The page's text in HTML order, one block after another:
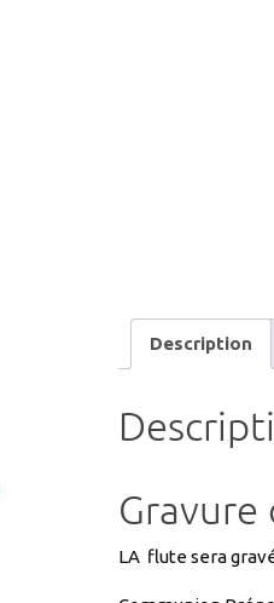
Description
LA flute sera